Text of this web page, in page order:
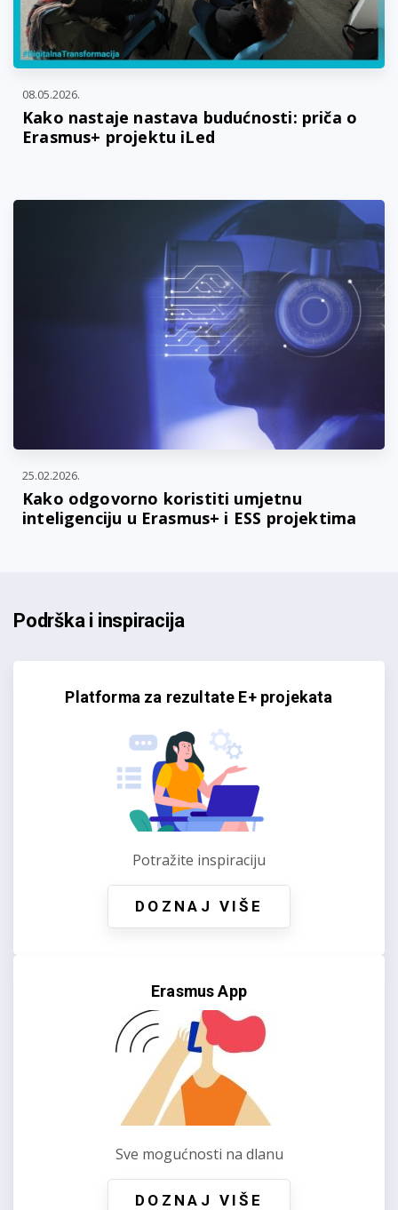
08.05.2026.
Kako nastaje nastava budućnosti: priča o
Erasmus+ projektu iLed
25.02.2026.
Kako odgovorno koristiti umjetnu
inteligenciju u Erasmus+ i ESS projektima
Podrška i inspiracija
Platforma za rezultate E+ projekata
Potražite inspiraciju
DOZNAJ VIŠE
Erasmus App
Sve mogućnosti na dlanu
DOZNAJ VIŠE